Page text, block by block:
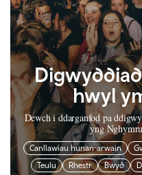
hwyl
Dewch i ddarganfod pa
yng
Canllawiau hunan-arwain
Teulu
Rhestr Bwyd